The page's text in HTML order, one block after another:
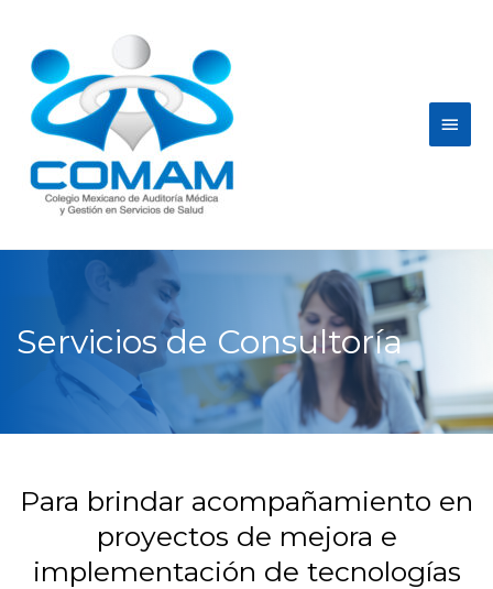
Servicios de Consultoría
Para brindar acompañamiento en
proyectos de mejora e
implementación de tecnologías